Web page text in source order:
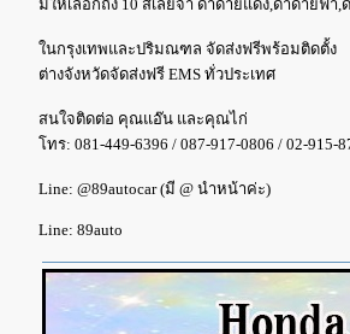
มีให้เลือกถึง 10 สีเลยจ้า ดำด้ายแดง,ดำด้ายฟ้
ในกรุงเทพและปริมณฑล จัดส่งฟรีพร้อมติดตั้ง
ต่างจังหวัดจัดส่งฟรี EMS ทั่วประเทศ
สนใจติดต่อ คุณแอ๊น และคุณไก่
โทร: 081-449-6396 / 087-917-0806 / 02-915-
Line: @89autocar (มี @ นำหน้าค่ะ)
Line: 89auto